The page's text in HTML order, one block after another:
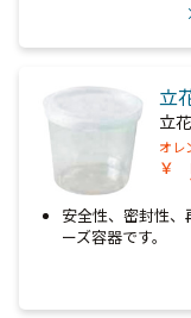
立
立
オレ
￥
安全性、密封性、
ーズ容器です。